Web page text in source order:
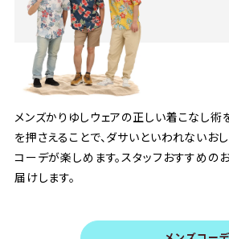
メンズかりゆしウェアの正しい着こなし術
を押さえることで、ダサいといわれないお
コーデが楽しめます。スタッフおすすめの
届けします。